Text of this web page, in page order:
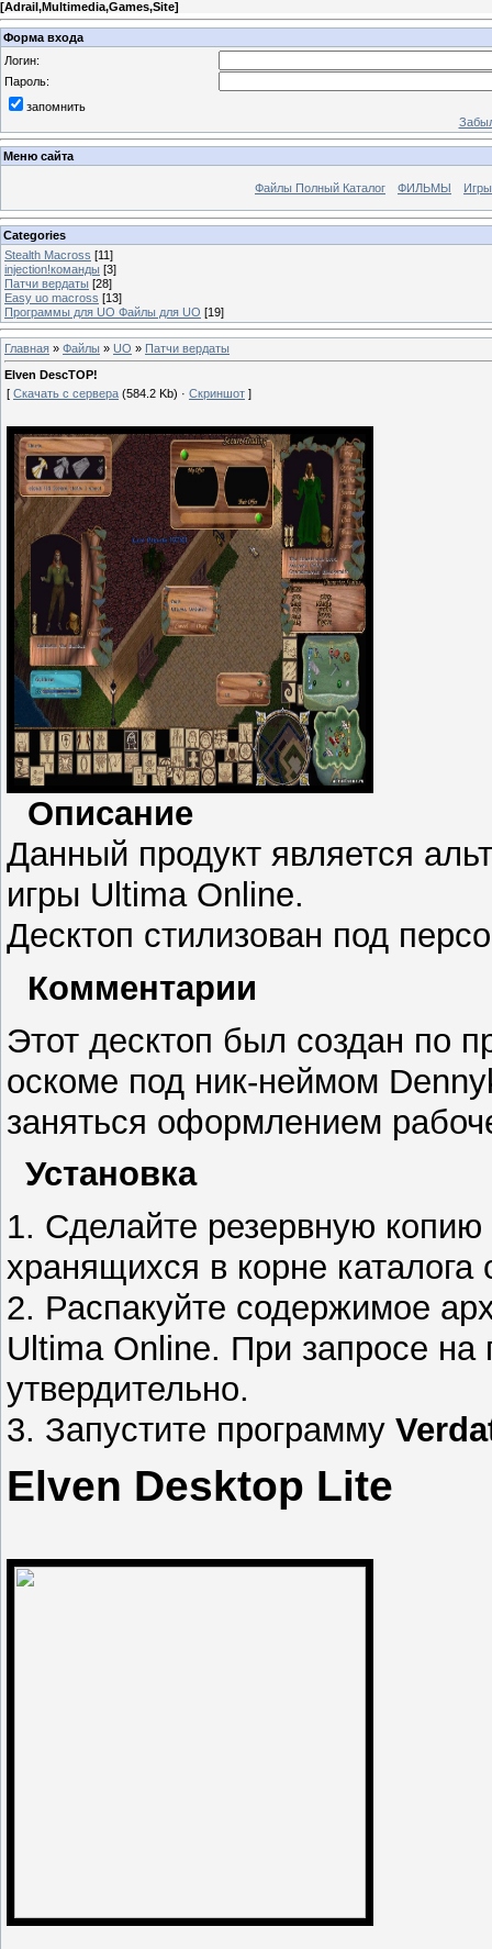
[Adrail,Multimedia,Games,Site]
Форма входа
Логин:
Пароль:
запомнить
Меню сайта
Файлы Полный Каталог ФИЛЬМЫ
Categories
Stealth Macross [11]
injection!команды [3]
Патчи вердаты [28]
Easy uo macross [13]
Программы для UO Файлы для UO [19]
Главная » Файлы » UO » Патчи вердаты
Elven DescTOP!
[ Скачать с сервера (584.2 Kb) · Скриншот ]
Описание
Данный продукт является
игры Ultima Online.
Десктоп стилизован под
Комментарии
Этот десктоп был создан по
оскоме под ник-неймом
заняться оформлением
Установка
1. Сделайте резервную
хранящихся в корне каталога
2. Распакуйте содержимое
Ultima Online. При запросе на
утвердительно.
3. Запустите программу
Elven Desktop Lite